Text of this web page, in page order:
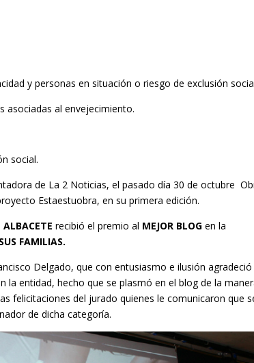
y personas en situación o riesgo de exclusión
asociadas al envejecimiento.
social.
de La 2 Noticias, el pasado día 30 de octubre
Estaestuobra, en su primera edición.
ALBACETE recibió el premio al MEJOR BLOG en la
FAMILIAS.
Delgado, que con entusiasmo e ilusión
la entidad, hecho que se plasmó en el blog de la
felicitaciones del jurado quienes le comunicaron que
de dicha categoría.